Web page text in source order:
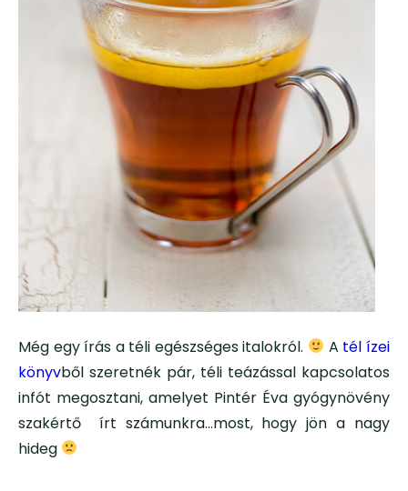
Még egy írás a téli egészséges italokról. A tél ízei
könyvből szeretnék pár, téli teázással kapcsolatos
infót megosztani, amelyet Pintér Éva gyógynövény
szakértő írt számunkra…most, hogy jön a nagy
hideg